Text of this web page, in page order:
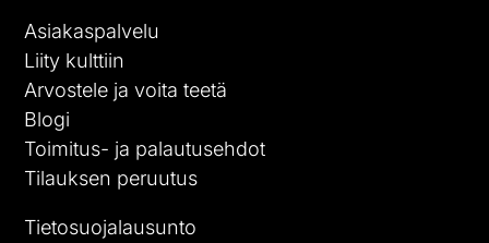
Asiakaspalvelu
Liity kulttiin
Arvostele ja voita teetä
Blogi
Toimitus- ja palautusehdot
Tilauksen peruutus
Tietosuojalausunto